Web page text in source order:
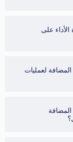
على
لعمليات
المضافة